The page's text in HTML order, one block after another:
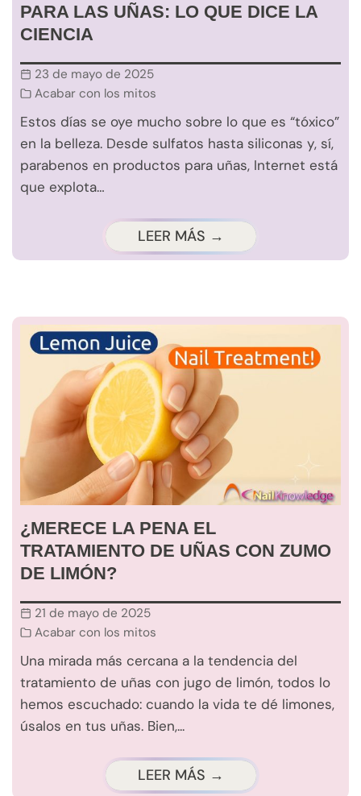
PARA LAS UÑAS: LO QUE DICE LA
CIENCIA
23 de mayo de 2025
Acabar con los mitos
Estos días se oye mucho sobre lo que es “tóxico”
en la belleza. Desde sulfatos hasta siliconas y, sí,
parabenos en productos para uñas, Internet está
que explota…
LEER MÁS →
¿MERECE LA PENA EL
TRATAMIENTO DE UÑAS CON ZUMO
DE LIMÓN?
21 de mayo de 2025
Acabar con los mitos
Una mirada más cercana a la tendencia del
tratamiento de uñas con jugo de limón, todos lo
hemos escuchado: cuando la vida te dé limones,
úsalos en tus uñas. Bien,...
LEER MÁS →